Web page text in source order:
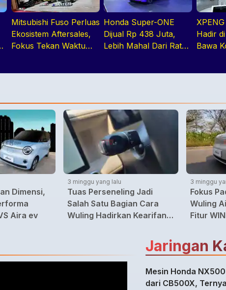
Mitsubishi Fuso Perluas
Ekosistem Aftersales,
Fokus Tekan Waktu
Honda Super-ONE
Dijual Rp 438 Juta,
Lebih Mahal Dari Rata2
Hadir
Bawa
Dimensi,
Aira ev
3 minggu yang lalu
Tuas Perseneling Jadi
Salah Satu Bagian Cara
Wuling Hadirkan Kearifan
3 minggu
Fokus
Wuling
Fitur
Jaringan
Mesin Honda
dari CB500X,